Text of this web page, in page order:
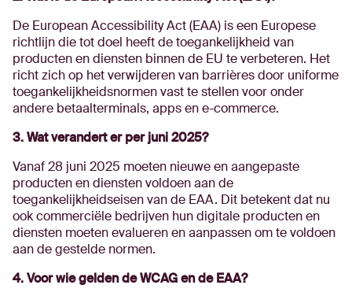
De European Accessibility Act (EAA) is een Europese
richtlijn die tot doel heeft de toegankelijkheid van
producten en diensten binnen de EU te verbeteren. Het
richt zich op het verwijderen van barrières door uniforme
toegankelijkheidsnormen vast te stellen voor onder
andere betaalterminals, apps en e-commerce. ​
3. Wat verandert er per juni 2025?
Vanaf 28 juni 2025 moeten nieuwe en aangepaste
producten en diensten voldoen aan de
toegankelijkheidseisen van de EAA. Dit betekent dat nu
ook commerciële bedrijven hun digitale producten en
diensten moeten evalueren en aanpassen om te voldoen
aan de gestelde normen. ​
4. Voor wie gelden de WCAG en de EAA?